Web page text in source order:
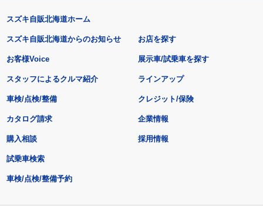
スズキ自販北海道ホーム
スズキ自販北海道からのお知らせ
お客様Voice
スタッフによるクルマ紹介
お店を探す
展示車/試乗車を探す
ラインアップ
車検/点検/整備 クレジット/保険
カタログ請求
購入相談
試乗車検索
車検/点検/整備予約
企業情報
採用情報